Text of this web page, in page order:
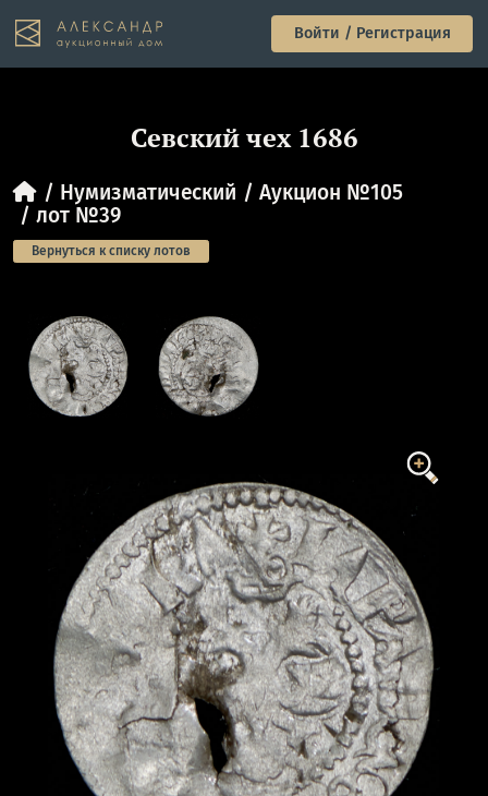
Войти / Регистрация
Севский чех 1686
Нумизматический
Аукцион №105
лот №39
Вернуться к списку лотов